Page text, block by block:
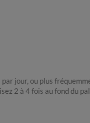
jour, ou plus
2 à 4 fois au fond du